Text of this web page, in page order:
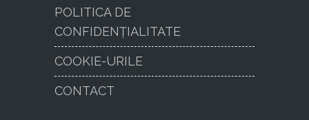
POLITICA DE
CONFIDENȚIALITATE
COOKIE-URILE
CONTACT